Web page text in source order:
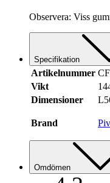
Observera: Viss
Specifikation
Artikelnummer
Vikt
Dimensioner
Brand
Omdömen